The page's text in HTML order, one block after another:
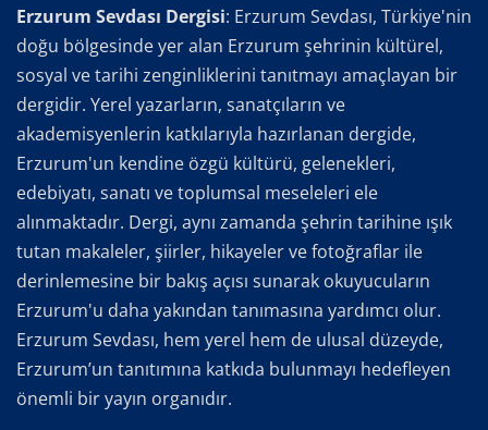
Erzurum Sevdası Dergisi: Erzurum Sevdası, Türkiye'nin
doğu bölgesinde yer alan Erzurum şehrinin kültürel,
sosyal ve tarihi zenginliklerini tanıtmayı amaçlayan bir
dergidir. Yerel yazarların, sanatçıların ve
akademisyenlerin katkılarıyla hazırlanan dergide,
Erzurum'un kendine özgü kültürü, gelenekleri,
edebiyatı, sanatı ve toplumsal meseleleri ele
alınmaktadır. Dergi, aynı zamanda şehrin tarihine ışık
tutan makaleler, şiirler, hikayeler ve fotoğraflar ile
derinlemesine bir bakış açısı sunarak okuyucuların
Erzurum'u daha yakından tanımasına yardımcı olur.
Erzurum Sevdası, hem yerel hem de ulusal düzeyde,
Erzurum’un tanıtımına katkıda bulunmayı hedefleyen
önemli bir yayın organıdır.